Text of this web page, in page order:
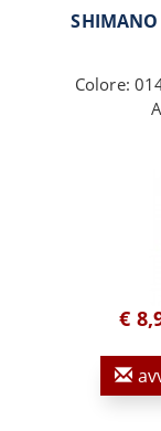
SHIMANO
Colore:
€